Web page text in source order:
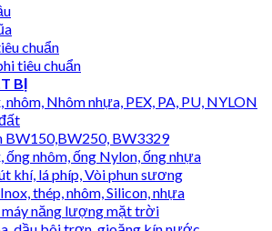
chuẩn
tiêu chuẩn
BỊ
nhôm, Nhôm nhựa, PEX, PA, PU, NYLON
BW150,BW250, BW3329
ống nhôm, ống Nylon, ống nhựa
khí, lá phíp, Vòi phun sương
thép, nhôm, Silicon, nhựa
máy năng lượng mặt trời